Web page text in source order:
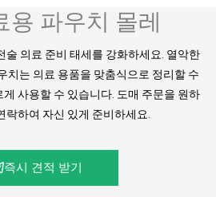
용 파우치 몰레
술 의료 준비 태세를 강화하세요. 열악한
치는 의료 용품을 맞춤식으로 정리할 수
사용할 수 있습니다. 도매 주문을 원하
락하여 자신 있게 준비하세요.
즉시 견적 받기